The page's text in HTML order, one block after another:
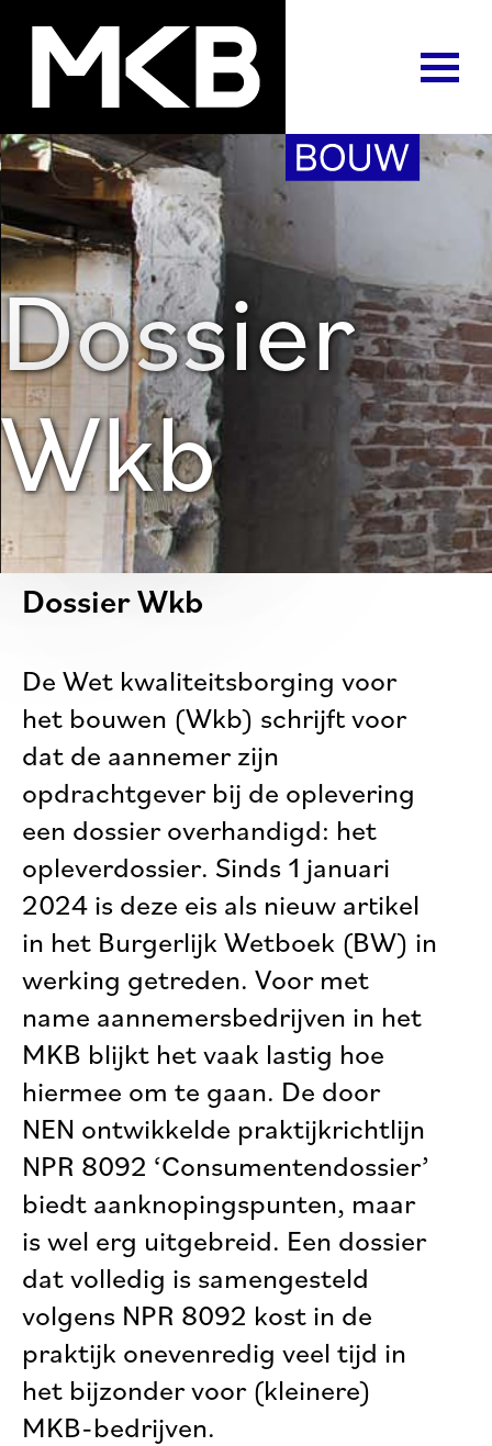
Dossier
Wkb
Dossier Wkb
De Wet kwaliteitsborging voor
het bouwen (Wkb) schrijft voor
dat de aannemer zijn
opdrachtgever bij de oplevering
een dossier overhandigd: het
opleverdossier. Sinds 1 januari
2024 is deze eis als nieuw artikel
in het Burgerlijk Wetboek (BW) in
werking getreden. Voor met
name aannemersbedrijven in het
MKB blijkt het vaak lastig hoe
hiermee om te gaan. De door
NEN ontwikkelde praktijkrichtlijn
NPR 8092 ‘Consumentendossier’
biedt aanknopingspunten, maar
is wel erg uitgebreid. Een dossier
dat volledig is samengesteld
volgens NPR 8092 kost in de
praktijk onevenredig veel tijd in
het bijzonder voor (kleinere)
MKB-bedrijven.